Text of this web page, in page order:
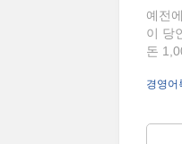
예전
이 당
돈
경영어